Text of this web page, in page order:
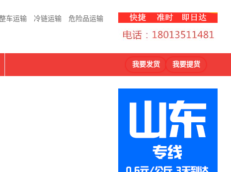
车运输 冷链运输 危险品运输
我要发货 我要提货